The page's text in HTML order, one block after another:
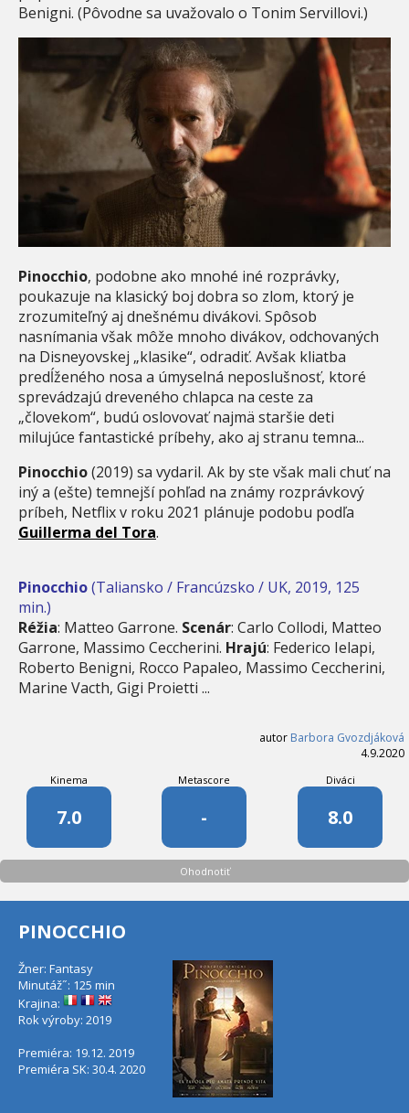
Benigni. (Pôvodne sa uvažovalo o Tonim Servillovi.)
Pinocchio, podobne ako mnohé iné rozprávky,
poukazuje na klasický boj dobra so zlom, ktorý je
zrozumiteľný aj dnešnému divákovi. Spôsob
nasnímania však môže mnoho divákov, odchovaných
na Disneyovskej „klasike“, odradiť. Avšak kliatba
predĺženého nosa a úmyselná neposlušnosť, ktoré
sprevádzajú dreveného chlapca na ceste za
„človekom“, budú oslovovať najmä staršie deti
milujúce fantastické príbehy, ako aj stranu temna...
Pinocchio(2019) sa vydaril. Ak by ste však mali chuť na
iný a (ešte) temnejší pohľad na známy rozprávkový
príbeh, Netflix v roku 2021 plánuje podobu podľa
Guillerma del Tora.
Pinocchio(Taliansko / Francúzsko / UK, 2019, 125
min.)
Réžia: Matteo Garrone. Scenár: Carlo Collodi, Matteo
Garrone, Massimo Ceccherini. Hrajú: Federico Ielapi,
Roberto Benigni, Rocco Papaleo, Massimo Ceccherini,
Marine Vacth, Gigi Proietti ...
autor Barbora Gvozdjáková
4.9.2020
Kinema
7.0
Metascore
-
Diváci
8.0
Ohodnotiť
PINOCCHIO
Žner: Fantasy
Minutáž˝: 125 min
Krajina:
Rok výroby: 2019
Premiéra: 19.12. 2019
Premiéra SK: 30.4. 2020